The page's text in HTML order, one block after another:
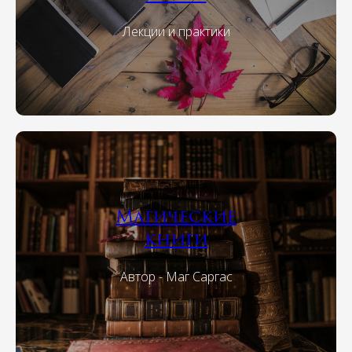
Лекции и практики
Магические
книги
Автор - Маг Саргас